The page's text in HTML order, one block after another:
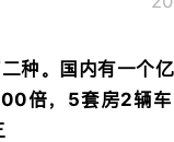
种。国内有一个
倍，5套房2辆